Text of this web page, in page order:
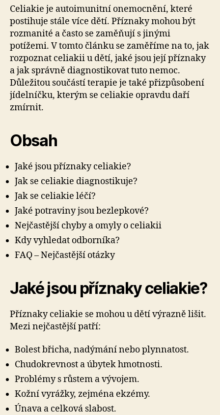
Celiakie je autoimunitní onemocnění, které
postihuje stále více dětí. Příznaky mohou být
rozmanité a často se zaměňují s jinými
potížemi. V tomto článku se zaměříme na to, jak
rozpoznat celiakii u dětí, jaké jsou její příznaky
a jak správně diagnostikovat tuto nemoc.
Důležitou součástí terapie je také přizpůsobení
jídelníčku, kterým se celiakie opravdu daří
zmírnit.
Obsah
Jaké jsou příznaky celiakie?
Jak se celiakie diagnostikuje?
Jak se celiakie léčí?
Jaké potraviny jsou bezlepkové?
Nejčastější chyby a omyly o celiakii
Kdy vyhledat odborníka?
FAQ – Nejčastější otázky
Jaké jsou příznaky celiakie?
Příznaky celiakie se mohou u dětí výrazně lišit.
Mezi nejčastější patří:
Bolest břicha, nadýmání nebo plynnatost.
Chudokrevnost a úbytek hmotnosti.
Problémy s růstem a vývojem.
Kožní vyrážky, zejména ekzémy.
Únava a celková slabost.